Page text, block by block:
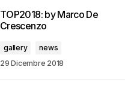
TOP2018: by Marco De
Crescenzo
gallery
news
29 Dicembre 2018